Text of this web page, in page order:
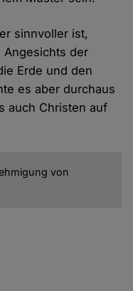
sinnvoller ist,
Angesichts der
Erde und den
es aber durchaus
auch Christen auf
von